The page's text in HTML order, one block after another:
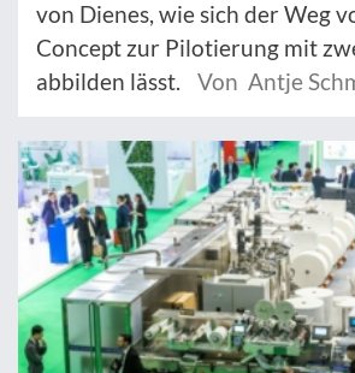
von Dienes, wie sich der Weg
Concept zur Pilotierung mit
abbilden lässt.
Von Antje